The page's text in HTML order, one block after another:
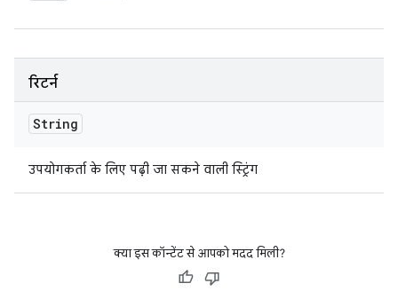
रिटर्न
String
उपयोगकर्ता के लिए पढ़ी जा सकने वाली स्ट्रिंग
क्या इस कॉन्टेंट से आपको मदद मिली?